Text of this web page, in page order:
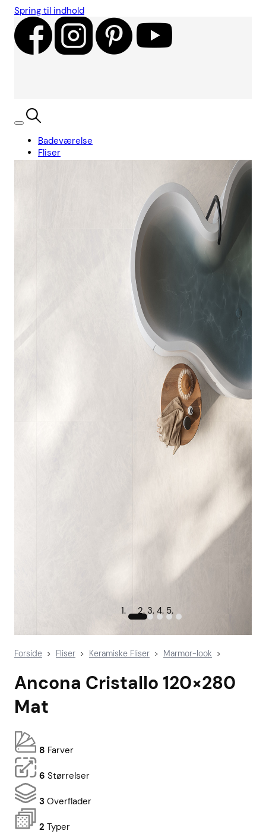
Spring til indhold
Badeværelse
Fliser
Kurv
Forside > Fliser > Keramiske Fliser > Marmor-look >
Ancona Cristallo 120×280
Mat
8 Farver
6 Størrelser
3 Overflader
2 Typer